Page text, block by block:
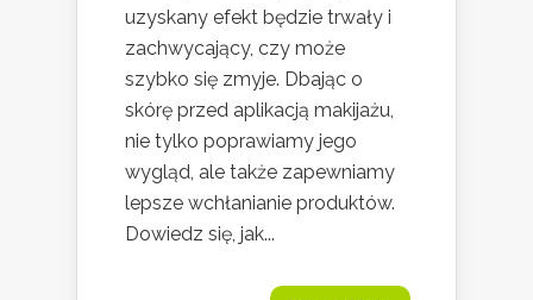
uzyskany efekt będzie trwały i
zachwycający, czy może
szybko się zmyje. Dbając o
skórę przed aplikacją makijażu,
nie tylko poprawiamy jego
wygląd, ale także zapewniamy
lepsze wchłanianie produktów.
Dowiedz się, jak...